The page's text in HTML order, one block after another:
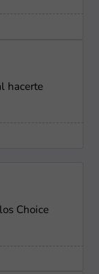
hacerte
Choice